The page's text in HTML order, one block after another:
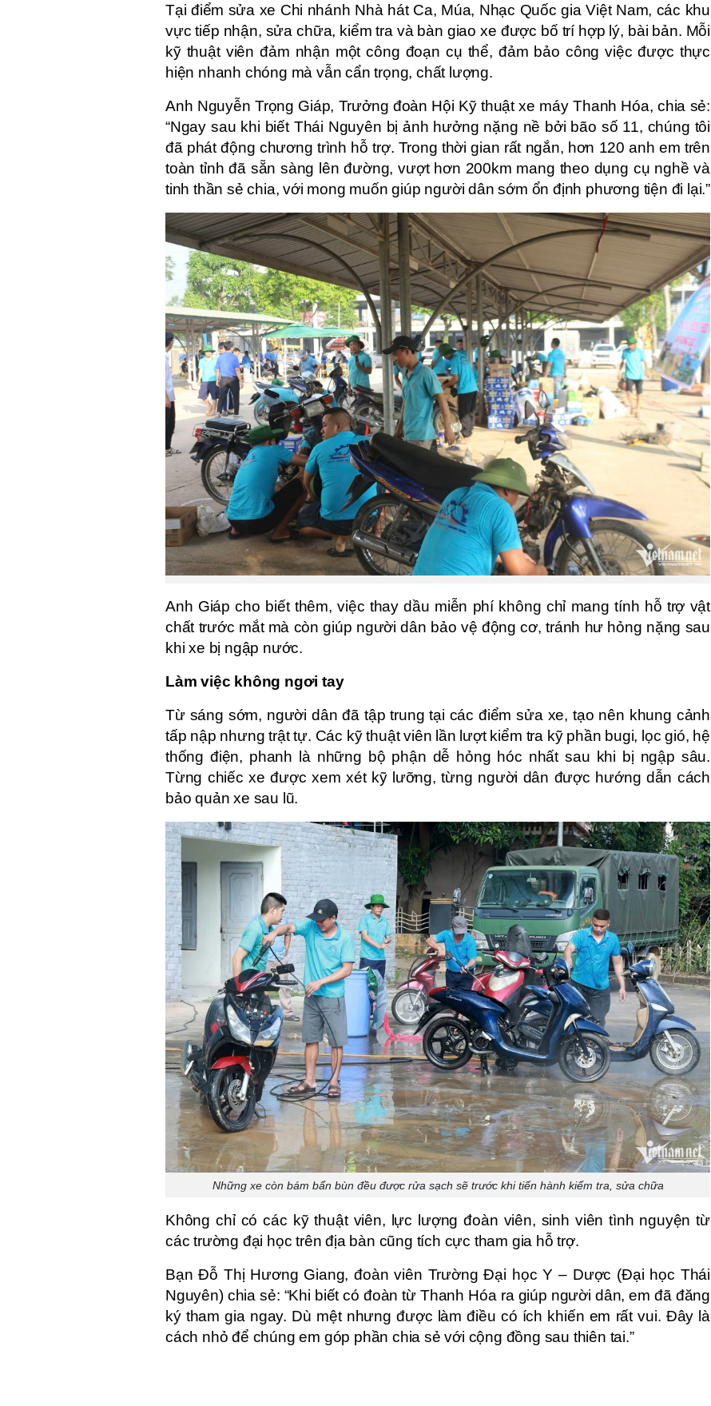
Tại điểm sửa xe Chi nhánh Nhà hát Ca, Múa, Nhạc Quốc gia Việt Nam, các khu
vực tiếp nhận, sửa chữa, kiểm tra và bàn giao xe được bố trí hợp lý, bài bản. Mỗi
kỹ thuật viên đảm nhận một công đoạn cụ thể, đảm bảo công việc được thực
hiện nhanh chóng mà vẫn cẩn trọng, chất lượng.
Anh Nguyễn Trọng Giáp, Trưởng đoàn Hội Kỹ thuật xe máy Thanh Hóa, chia sẻ:
“Ngay sau khi biết Thái Nguyên bị ảnh hưởng nặng nề bởi bão số 11, chúng tôi
đã phát động chương trình hỗ trợ. Trong thời gian rất ngắn, hơn 120 anh em trên
toàn tỉnh đã sẵn sàng lên đường, vượt hơn 200km mang theo dụng cụ nghề và
tinh thần sẻ chia, với mong muốn giúp người dân sớm ổn định phương tiện đi lại.”
Anh Giáp cho biết thêm, việc thay dầu miễn phí không chỉ mang tính hỗ trợ vật
chất trước mắt mà còn giúp người dân bảo vệ động cơ, tránh hư hỏng nặng sau
khi xe bị ngập nước.
Làm việc không ngơi tay
Từ sáng sớm, người dân đã tập trung tại các điểm sửa xe, tạo nên khung cảnh
tấp nập nhưng trật tự. Các kỹ thuật viên lần lượt kiểm tra kỹ phần bugi, lọc gió, hệ
thống điện, phanh là những bộ phận dễ hỏng hóc nhất sau khi bị ngập sâu.
Từng chiếc xe được xem xét kỹ lưỡng, từng người dân được hướng dẫn cách
bảo quản xe sau lũ.
Những xe còn bám bẩn bùn đều được rửa sạch sẽ trước khi tiến hành kiểm tra, sửa chữa
Không chỉ có các kỹ thuật viên, lực lượng đoàn viên, sinh viên tình nguyện từ
các trường đại học trên địa bàn cũng tích cực tham gia hỗ trợ.
Bạn Đỗ Thị Hương Giang, đoàn viên Trường Đại học Y – Dược (Đại học Thái
Nguyên) chia sẻ: “Khi biết có đoàn từ Thanh Hóa ra giúp người dân, em đã đăng
ký tham gia ngay. Dù mệt nhưng được làm điều có ích khiến em rất vui. Đây là
cách nhỏ để chúng em góp phần chia sẻ với cộng đồng sau thiên tai.”